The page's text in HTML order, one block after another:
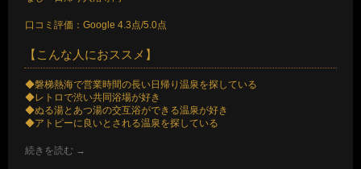
口コミ評価：Google 4.3点/5.0点
【こんな人におススメ】
◆磐梯熱海で営業時間の長い日帰り温泉を探している
◆レトロで渋い共同浴場が好き
◆ぬる湯とあつ湯の交互浴ができる温泉が好き
◆アトピーに良いとされる温泉を探している
続きを読む →